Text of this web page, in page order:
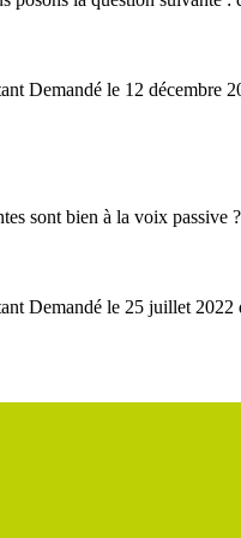
Demandé le 12 décembre
sont bien à la voix
Demandé le 25 juillet 2022